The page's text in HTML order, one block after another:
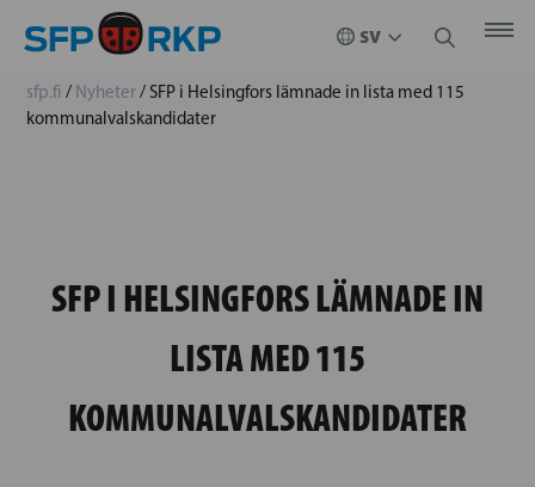
sfp.fi / Nyheter/ SFP i Helsingfors lämnade in lista med 115
kommunalvalskandidater
SFP I HELSINGFORS LÄMNADE IN
LISTA MED 115
KOMMUNALVALSKANDIDATER